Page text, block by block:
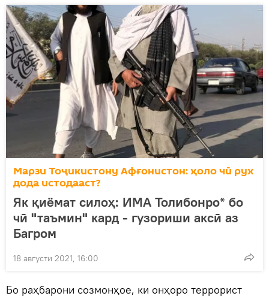
Марзи Тоҷикистону Афғонистон: ҳоло чӣ рух
дода истодааст?
Як қиёмат силоҳ: ИМА Толибонро* бо
чӣ "таъмин" кард - гузориши аксӣ аз
Багром
18 августи 2021, 16:00
Бо раҳбарони созмонҳое, ки онҳоро террорист